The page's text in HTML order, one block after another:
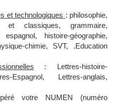
et technologiques : philosophie,
et classiques, grammaire,
histoire-géographie,
chimie, SVT, .Education
: Lettres-histoire-
Espagnol, Lettres-anglais,
votre NUMEN (numéro